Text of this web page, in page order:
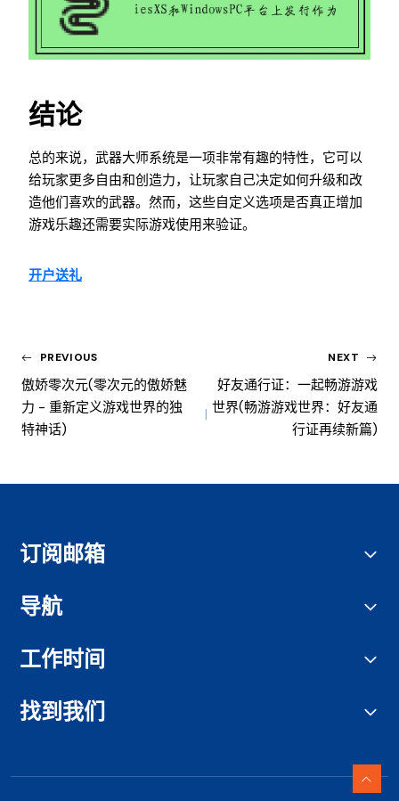
结论
总的来说，武器大师系统是一项非常有趣的特性，它可以
给玩家更多自由和创造力，让玩家自己决定如何升级和改
造他们喜欢的武器。然而，这些自定义选项是否真正增加
游戏乐趣还需要实际游戏使用来验证。
开户送礼
PREVIOUS
傲娇零次元(零次元的傲娇魅
力 - 重新定义游戏世界的独
特神话)
NEXT
好友通行证：一起畅游游戏
世界(畅游游戏世界：好友通
行证再续新篇)
订阅邮箱
导航
工作时间
找到我们